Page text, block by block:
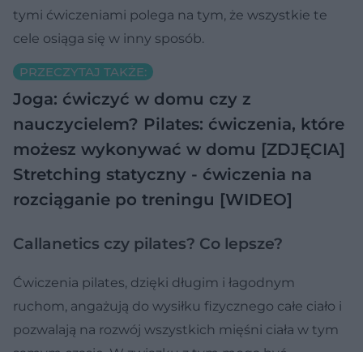
tymi ćwiczeniami polega na tym, że wszystkie te
cele osiąga się w inny sposób.
PRZECZYTAJ TAKŻE:
Joga: ćwiczyć w domu czy z
nauczycielem? Pilates: ćwiczenia, które
możesz wykonywać w domu [ZDJĘCIA]
Stretching statyczny - ćwiczenia na
rozciąganie po treningu [WIDEO]
Callanetics czy pilates? Co lepsze?
Ćwiczenia pilates, dzięki długim i łagodnym
ruchom, angażują do wysiłku fizycznego całe ciało i
pozwalają na rozwój wszystkich mięśni ciała w tym